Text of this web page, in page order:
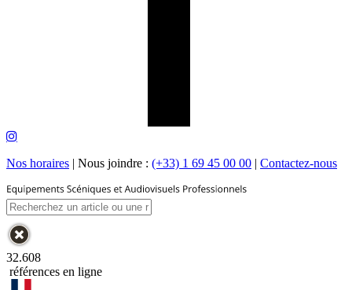
Nos horaires | Nous joindre : (+33) 1 69 45 00 00 | Contactez-nous
32.608
références en ligne